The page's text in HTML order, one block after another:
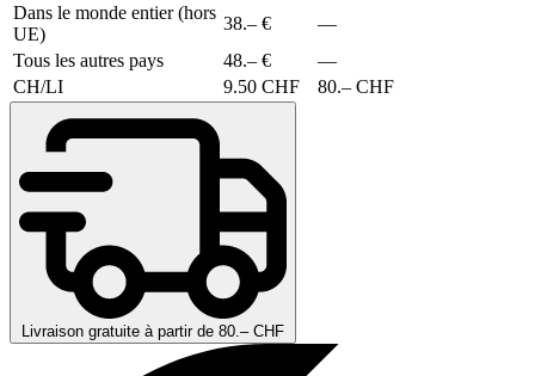
Dans le monde entier (hors
UE)
38.– €
—
Tous les autres pays
48.– €
—
CH/LI
9.50 CHF 80.– CHF
Livraison gratuite à partir de 80.– CHF